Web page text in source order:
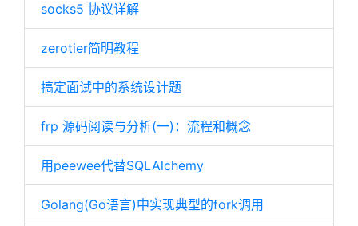
socks5 协议详解
zerotier简明教程
搞定面试中的系统设计题
frp 源码阅读与分析(一)：流程和概念
用peewee代替SQLAlchemy
Golang(Go语言)中实现典型的fork调用